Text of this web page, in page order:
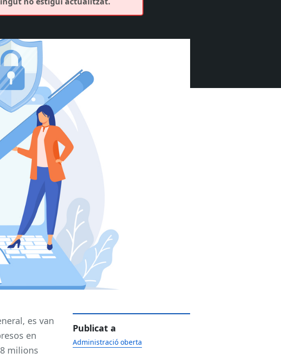
es van
en
milions
Publicat a
Administració oberta